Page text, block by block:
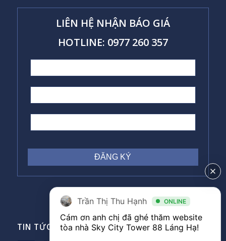
LIÊN HỆ NHẬN BÁO GIÁ
HOTLINE: 0977 260 357
TIN TỨC VĂN PHÒNG
Trần Thị Thu Hạnh ONLINE
Cám ơn anh chị đã ghé thăm website
tòa nhà Sky City Tower 88 Láng Hạ!